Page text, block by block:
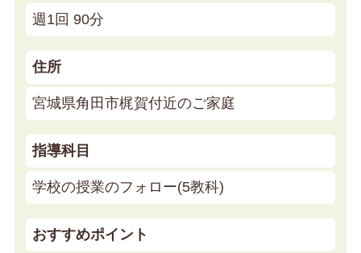
週1回 90分
住所
宮城県角田市梶賀付近のご家庭
指導科目
学校の授業のフォロー(5教科)
おすすめポイント